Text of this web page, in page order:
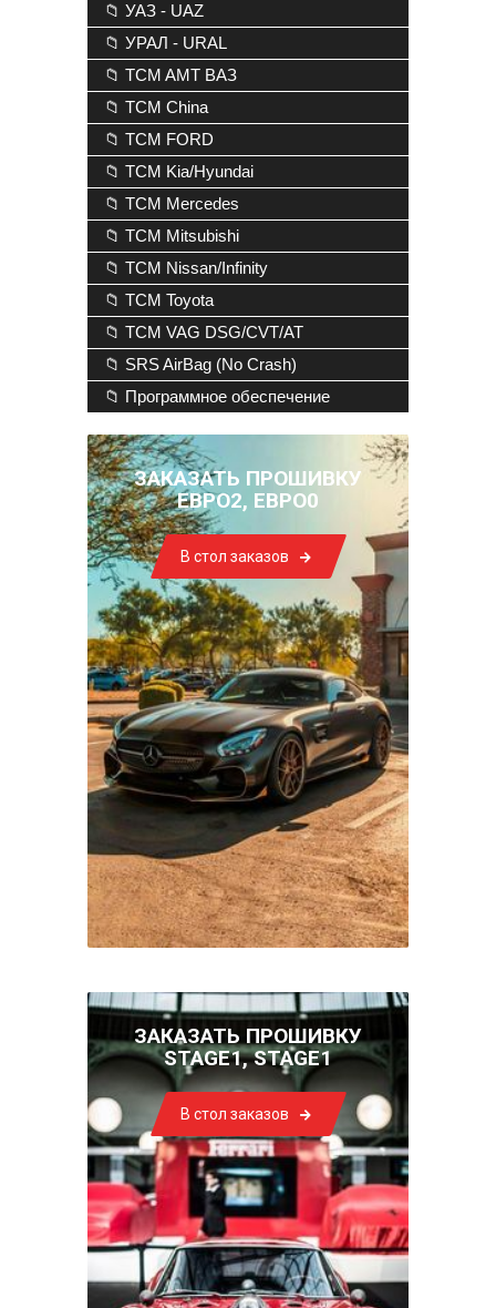
📁 УАЗ - UAZ
📁 УРАЛ - URAL
📁 TCM AMT ВАЗ
📁 TCM China
📁 TCM FORD
📁 TCM Kia/Hyundai
📁 TCM Mercedes
📁 TCM Mitsubishi
📁 TCM Nissan/Infinity
📁 TCM Toyota
📁 TCM VAG DSG/CVT/AT
📁 SRS AirBag (No Crash)
📁 Программное обеспечение
ЗАКАЗАТЬ ПРОШИВКУ
ЕВРО2, ЕВРО0
В стол заказов
ЗАКАЗАТЬ ПРОШИВКУ
STAGE1, STAGE1
В стол заказов